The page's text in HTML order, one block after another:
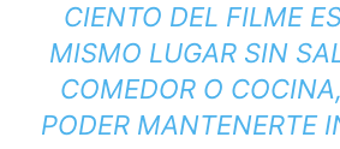
CIENTO DEL FILME
MISMO LUGAR SIN
COMEDOR O
PODER MANTENERTE